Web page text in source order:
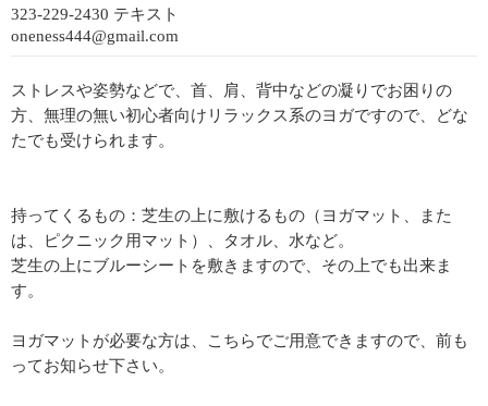
323-229-2430 テキスト
oneness444@gmail.com
ストレスや姿勢などで、首、肩、背中などの凝りでお困りの
方、無理の無い初心者向けリラックス系のヨガですので、どな
たでも受けられます。
持ってくるもの：芝生の上に敷けるもの（ヨガマット、また
は、ピクニック用マット）、タオル、水など。
芝生の上にブルーシートを敷きますので、その上でも出来ま
す。
ヨガマットが必要な方は、こちらでご用意できますので、前も
ってお知らせ下さい。